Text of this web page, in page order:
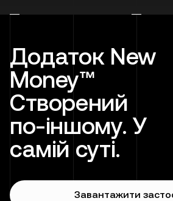
Додаток New
Money™
Створений
по-іншому. У
самій суті.
Завантажити